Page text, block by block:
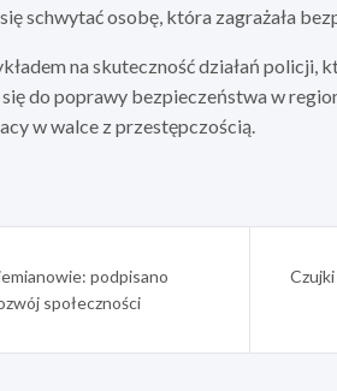
schwytać osobę, która zagrażała
na skuteczność działań policji,
do poprawy bezpieczeństwa w
w walce z przestępczością.
podpisano
społeczności